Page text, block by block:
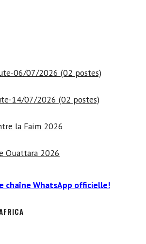
06/07/2026 (02 postes)
14/07/2026 (02 postes)
la Faim 2026
Ouattara 2026
chaîne WhatsApp officielle!